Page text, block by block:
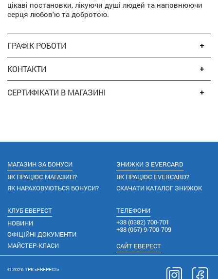
цікаві постановки, лікуючи душі людей та наповнюючи
серця любов'ю та добротою.
ГРАФІК РОБОТИ
КОНТАКТИ
СЕРТИФІКАТИ В МАГАЗИНІ
МАГАЗИН ЗА БОНУСИ
ЯК ПРАЦЮЄ МАГАЗИН?
ЯК НАРАХОВУЮТЬСЯ БОНУСИ?
ЗНИЖКИ З EVERCARD
ЯК ПРАЦЮЄ EVERCARD?
СКАЧАТИ КАТАЛОГ ЗНИЖОК
КЛУБ ЕВЕРЕСТ
НОВИНИ
ОФІЦІЙНІ ДОКУМЕНТИ
МАЙСТЕР-КЛАСИ
ТЕЛЕФОНИ
+38(0382) 700-701
+38(067) 9-700-709
САЙТ ЕВЕРЕСТ
© 2026 ТРК «ЕВЕРЕСТ»